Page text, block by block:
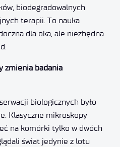
biodegradowalnych
terapii. To nauka
dla oka, ale niezbędna
zmienia badania
biologicznych było
Klasyczne mikroskopy
na komórki tylko w dwóch
świat jedynie z lotu